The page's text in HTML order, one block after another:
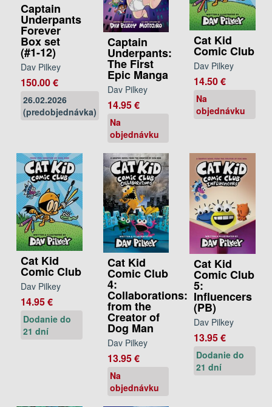
Captain
Underpants
Forever
Box set
(#1-12)
Dav Pilkey
150.00 €
26.02.2026
(predobjednávka)
Captain
Underpants:
The First
Epic Manga
Dav Pilkey
14.95 €
Na
objednávku
Cat Kid
Comic Club
Dav Pilkey
14.50 €
Na
objednávku
Cat Kid
Comic Club
Dav Pilkey
14.95 €
Dodanie do
21 dní
Cat Kid
Comic Club
4:
Collaborations:
from the
Creator of
Dog Man
Dav Pilkey
13.95 €
Na
objednávku
Cat Kid
Comic Club
5:
Influencers
(PB)
Dav Pilkey
13.95 €
Dodanie do
21 dní